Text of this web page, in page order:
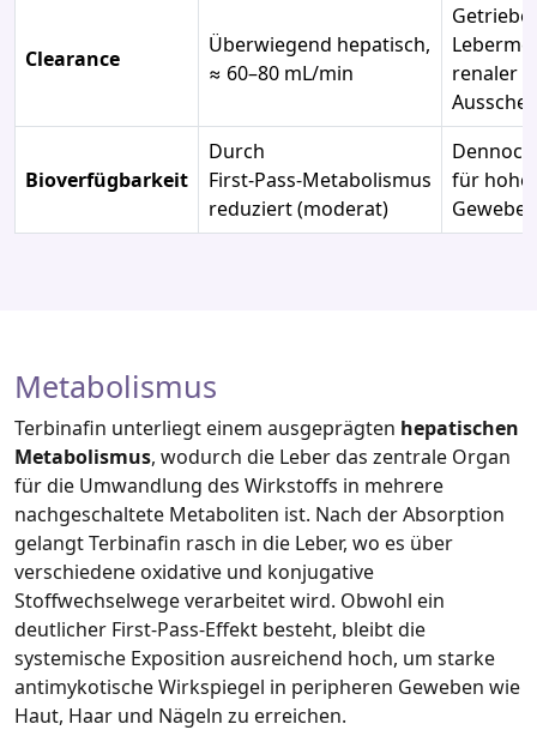
Clearance
Überwiegend hepatisch,
≈ 60–80 mL/min
renaler
Bioverfügbarkeit
Durch
First‑Pass‑Metabolismus
reduziert (moderat)
für hohe
Metabolismus
Terbinafin unterliegt einem ausgeprägten hepatischen
Metabolismus, wodurch die Leber das zentrale Organ
für die Umwandlung des Wirkstoffs in mehrere
nachgeschaltete Metaboliten ist. Nach der Absorption
gelangt Terbinafin rasch in die Leber, wo es über
verschiedene oxidative und konjugative
Stoffwechselwege verarbeitet wird. Obwohl ein
deutlicher First‑Pass‑Effekt besteht, bleibt die
systemische Exposition ausreichend hoch, um starke
antimykotische Wirkspiegel in peripheren Geweben wie
Haut, Haar und Nägeln zu erreichen.